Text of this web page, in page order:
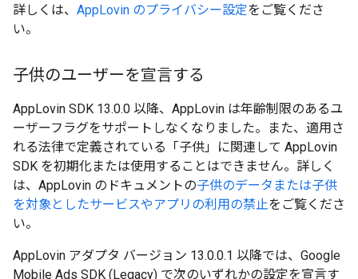
詳しくは、 AppLovin のプライバシー設定をご覧くださ
い。
子供のユーザーを宣言する
AppLovin SDK 13.0.0 以降、AppLovin は年齢制限のあるユ
ーザーフラグをサポートしなくなりました。また、適用さ
れる法律で定義されている「子供」に関連して AppLovin
SDK を初期化または使用することはできません。詳しく
は、AppLovin のドキュメントの子供のデータまたは子供
を対象としたサービスやアプリの利用の禁止をご覧くださ
い。
AppLovin アダプタ バージョン 13.0.0.1 以降では、 Google
Mobile Ads SDK (Legacy) で次のいずれかの設定を宣言す